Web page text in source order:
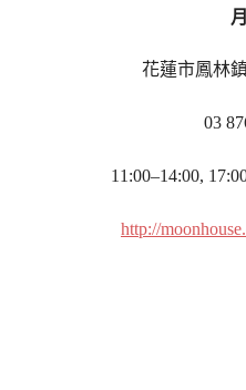
花蓮市鳳林
03
11:00–14:00,
http://